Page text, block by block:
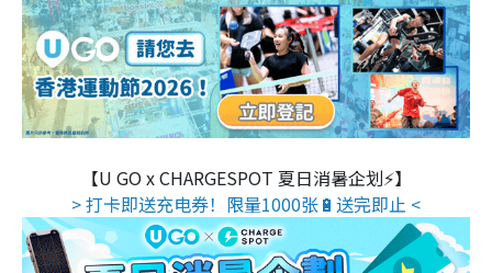
【U GO x CHARGESPOT 夏日消暑企划⚡】
> 打卡即送充电券！限量1000张🔋送完即止 <